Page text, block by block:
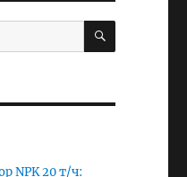
SEARCH
NPK 20 т/ч: